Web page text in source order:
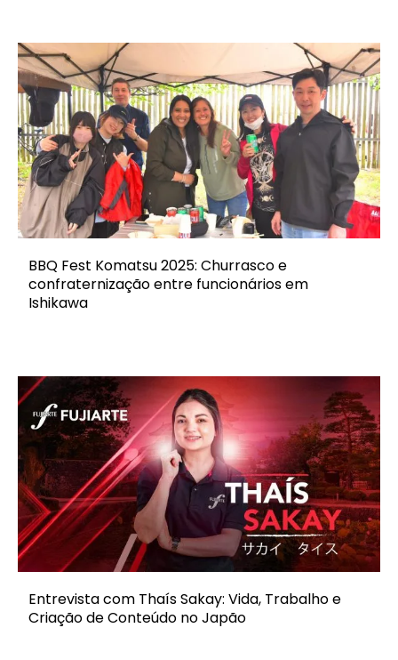
BBQ Fest Komatsu 2025: Churrasco e
confraternização entre funcionários em
Ishikawa
Entrevista com Thaís Sakay: Vida, Trabalho e
Criação de Conteúdo no Japão